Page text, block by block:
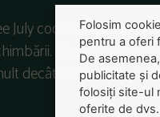
July coordonată de
Numai în ultimii
decât unele dintre
Folosim
pentru a oferi
De
publicitate și
folosiți site-ul
oferite de